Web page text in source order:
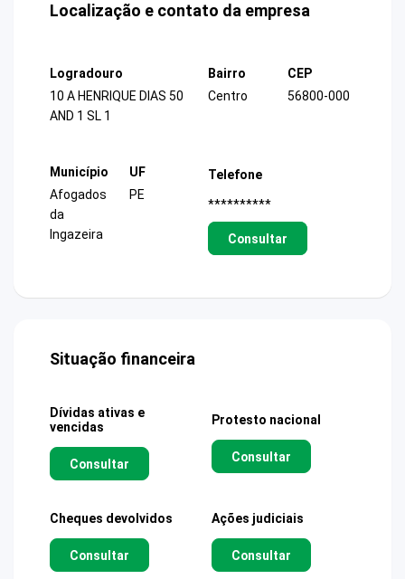
Localização e contato da empresa
Logradouro
10 A HENRIQUE DIAS 50
AND 1 SL 1
Bairro
Centro
CEP
56800-000
Município
Afogados
da
Ingazeira
UF
PE
Telefone
**********
Consultar
Situação financeira
Dívidas ativas e
vencidas
Consultar
Protesto nacional
Consultar
Cheques devolvidos
Consultar
Ações judiciais
Consultar